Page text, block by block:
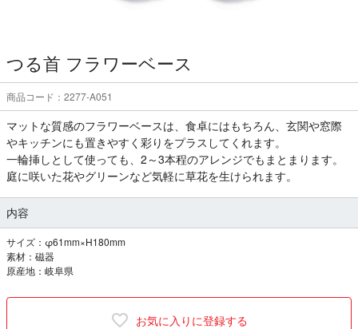
つる首 フラワーベース
商品コード：2277-A051
マットな質感のフラワーベースは、食卓にはもちろん、玄関や窓際
やキッチンにも置きやすく彩りをプラスしてくれます。
一輪挿しとして使っても、2～3本程のアレンジでもまとまります。
庭に咲いた花やグリーンなど気軽に草花を生けられます。
内容
サイズ：φ61mm×H180mm
素材：磁器
原産地：岐阜県
お気に入りに登録する